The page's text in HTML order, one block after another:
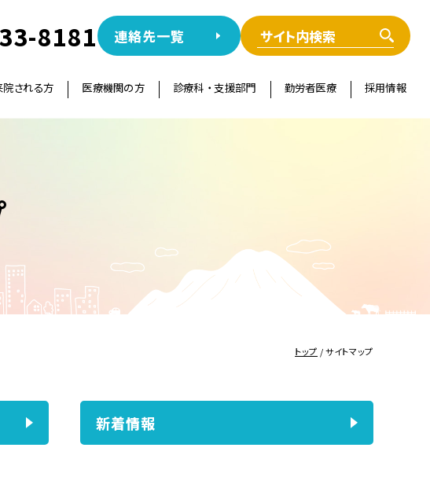
8181 連絡先一覧
院される方 医療機関の方 診療科 ・ 支援部門 勤労者医療 採用情報
トップ / サイトマップ
新着情報